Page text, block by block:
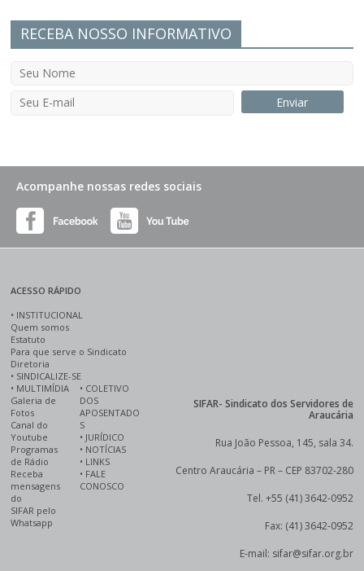
RECEBA NOSSO INFORMATIVO
Acompanhe nossas redes sociais
ACESSO RÁPIDO
• INSTITUCIONAL
Quem somos
Estatuto
Para que serve o Sindicato
Diretoria
• SINDICALIZE-SE
• MULTIMÍDIA
Galeria de
Fotos
Canal do
Youtube
Programas
de Rádio
Receba
mensagens
do
SIFAR pelo
Whatsapp
• COLETIVO
DOS
APOSENTADO
S
• JURÍDICO
• NOTÍCIAS
• LINKS
• FALE
CONOSCO
SIFAR- Sindicato dos Servidores de
Araucária
Rua João Pessoa, 145, sala 34.
Centro Araucária – PR – CEP 83702-280
Tel. +55 (41) 3642-0952
Fax: (41) 3642-0952
E-mail: sifar@sifar.org.br